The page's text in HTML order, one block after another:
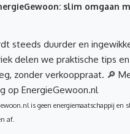
slim omgaan
steeds duurder en
delen we praktische tips en
zonder verkooppraat. 🔎
op EnergieGewoon.nl
is geen energiemaatschappij en
af.